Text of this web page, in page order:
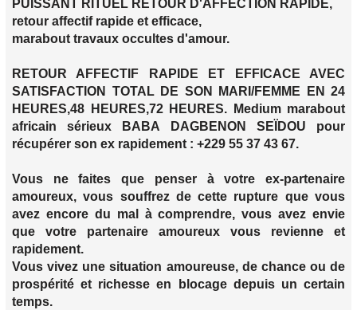
PUISSANT RITUEL RETOUR D'AFFECTION RAPIDE,
retour affectif rapide et efficace,
marabout travaux occultes d'amour.
RETOUR AFFECTIF RAPIDE ET EFFICACE AVEC
SATISFACTION TOTAL DE SON MARI/FEMME EN 24
HEURES,48 HEURES,72 HEURES. Medium marabout
africain sérieux BABA DAGBENON SEÏDOU pour
récupérer son ex rapidement : +229 55 37 43 67.
Vous ne faites que penser à votre ex-partenaire
amoureux, vous souffrez de cette rupture que vous
avez encore du mal à comprendre, vous avez envie
que votre partenaire amoureux vous revienne et
rapidement.
Vous vivez une situation amoureuse, de chance ou de
prospérité et richesse en blocage depuis un certain
temps.